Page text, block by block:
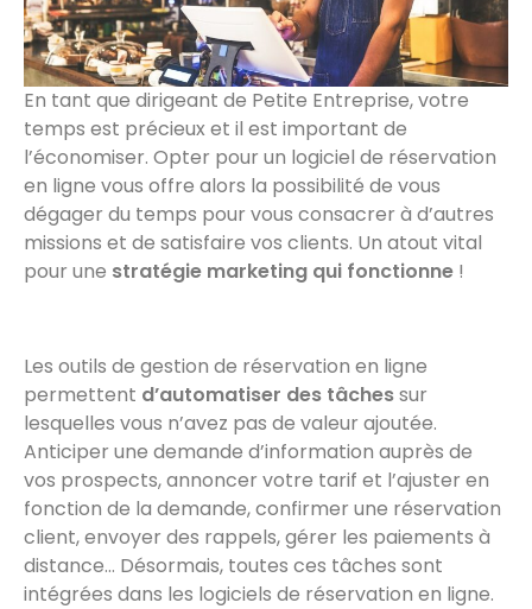
En tant que dirigeant de Petite Entreprise, votre
temps est précieux et il est important de
l’économiser. Opter pour un logiciel de réservation
en ligne vous offre alors la possibilité de vous
dégager du temps pour vous consacrer à d’autres
missions et de satisfaire vos clients. Un atout vital
pour une stratégie marketing qui fonctionne !
Les outils de gestion de réservation en ligne
permettent d’automatiser des tâchessur
lesquelles vous n’avez pas de valeur ajoutée.
Anticiper une demande d’information auprès de
vos prospects, annoncer votre tarif et l’ajuster en
fonction de la demande, confirmer une réservation
client, envoyer des rappels, gérer les paiements à
distance… Désormais, toutes ces tâches sont
intégrées dans les logiciels de réservation en ligne.